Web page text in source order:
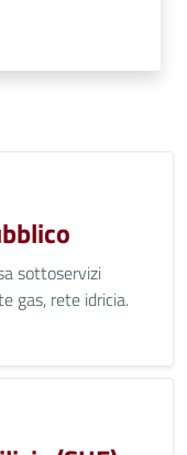
sottoservizi
gas, rete idricia.